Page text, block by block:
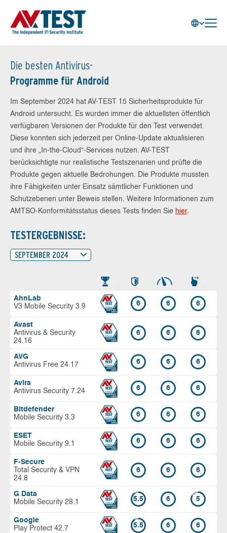
Die besten Antivirus-
Programme für Android
Im September 2024 hat AV-TEST 15 Sicherheitsprodukte für
Android untersucht. Es wurden immer die aktuellsten öffentlich
verfügbaren Versionen der Produkte für den Test verwendet.
Diese konnten sich jederzeit per Online-Update aktualisieren
und ihre „In-the-Cloud“-Services nutzen. AV-TEST
berücksichtigte nur realistische Testszenarien und prüfte die
Produkte gegen aktuelle Bedrohungen. Die Produkte mussten
ihre Fähigkeiten unter Einsatz sämtlicher Funktionen und
Schutzebenen unter Beweis stellen. Weitere Informationen zum
AMTSO-Konformitätsstatus dieses Tests finden Sie hier.
TESTERGEBNISSE:
SEPTEMBER 2024
AhnLab
V3 Mobile Security 3.9
6 6 6
Avast
Antivirus & Security
24.16
6 6 6
AVG
Antivirus Free 24.17
6 6 6
Avira
Antivirus Security 7.24
6 6 6
Bitdefender
Mobile Security 3.3
6 6 6
ESET
Mobile Security 9.1
6 6 6
F-Secure
Total Security & VPN
24.8
6 6 6
G Data
Mobile Security 28.1
5.5 6 5
Google
Play Protect 42.7
5.5 6 6